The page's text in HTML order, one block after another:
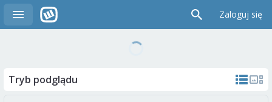
Zaloguj się
Tryb podglądu